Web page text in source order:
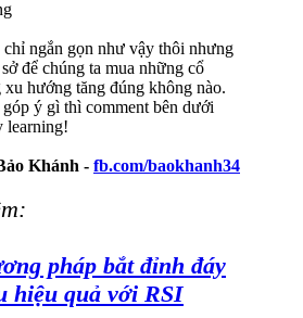
ngắn gọn như vậy thôi nhưng
để chúng ta mua những cổ
xu hướng tăng đúng không nào.
ý gì thì comment bên dưới
learning!
Khánh - fb.com/baokhanh34
pháp bắt đỉnh đáy
hiệu quả với RSI